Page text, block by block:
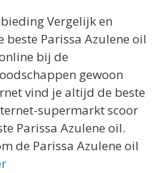
Vergelijk en
beste Parissa Azulene oil
bij de
gewoon
vind je altijd de beste
supermarkt scoor
Parissa Azulene oil.
de Parissa Azulene oil